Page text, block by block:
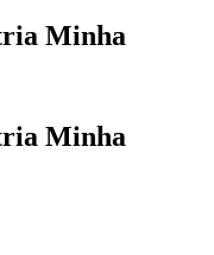
Minha
Minha